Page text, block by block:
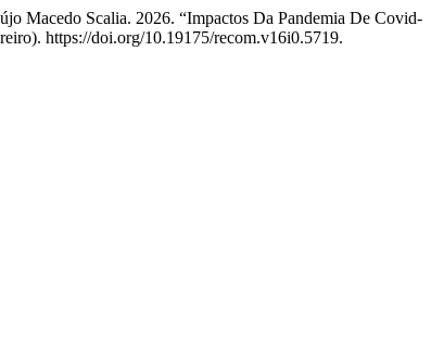
Macedo Scalia. 2026. “Impactos Da Pandemia De Covid-
https://doi.org/10.19175/recom.v16i0.5719.